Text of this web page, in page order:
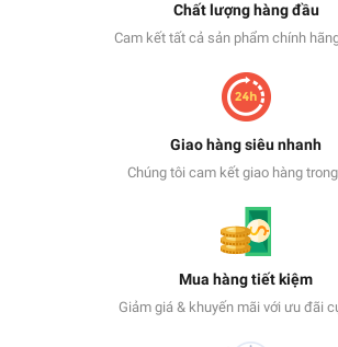
Chất lượng hàng đầu
Cam kết tất cả sản phẩm chính
Giao hàng siêu nhanh
Chúng tôi cam kết giao hàng
Mua hàng tiết kiệm
Giảm giá & khuyến mãi với ưu đãi